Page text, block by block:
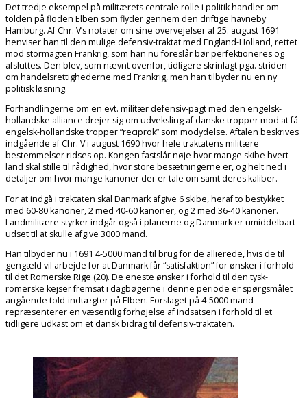
Det tredje eksempel på militærets centrale rolle i politik handler om
tolden på floden Elben som flyder gennem den driftige havneby
Hamburg. Af Chr. V’s notater om sine overvejelser af 25. august 1691
henviser han til den mulige defensiv-traktat med England-Holland, rettet
mod stormagten Frankrig, som han nu foreslår bør perfektioneres og
afsluttes. Den blev, som nævnt ovenfor, tidligere skrinlagt pga. striden
om handelsrettighederne med Frankrig, men han tilbyder nu en ny
politisk løsning.
Forhandlingerne om en evt. militær defensiv-pagt med den engelsk-
hollandske alliance drejer sig om udveksling af danske tropper mod at få
engelsk-hollandske tropper “reciprok” som modydelse. Aftalen beskrives
indgående af Chr. V i august 1690 hvor hele traktatens militære
bestemmelser ridses op. Kongen fastslår nøje hvor mange skibe hvert
land skal stille til rådighed, hvor store besætningerne er, og helt ned i
detaljer om hvor mange kanoner der er tale om samt deres kaliber.
For at indgå i traktaten skal Danmark afgive 6 skibe, heraf to bestykket
med 60-80 kanoner, 2 med 40-60 kanoner, og 2 med 36-40 kanoner.
Landmilitære styrker indgår også i planerne og Danmark er umiddelbart
udset til at skulle afgive 3000 mand.
Han tilbyder nu i 1691 4-5000 mand til brug for de allierede, hvis de til
gengæld vil arbejde for at Danmark får “satisfaktion” for ønsker i forhold
til det Romerske Rige (20). De eneste ønsker i forhold til den tysk-
romerske kejser fremsat i dagbøgerne i denne periode er spørgsmålet
angående told-indtægter på Elben. Forslaget på 4-5000 mand
repræsenterer en væsentlig forhøjelse af indsatsen i forhold til et
tidligere udkast om et dansk bidrag til defensiv-traktaten.